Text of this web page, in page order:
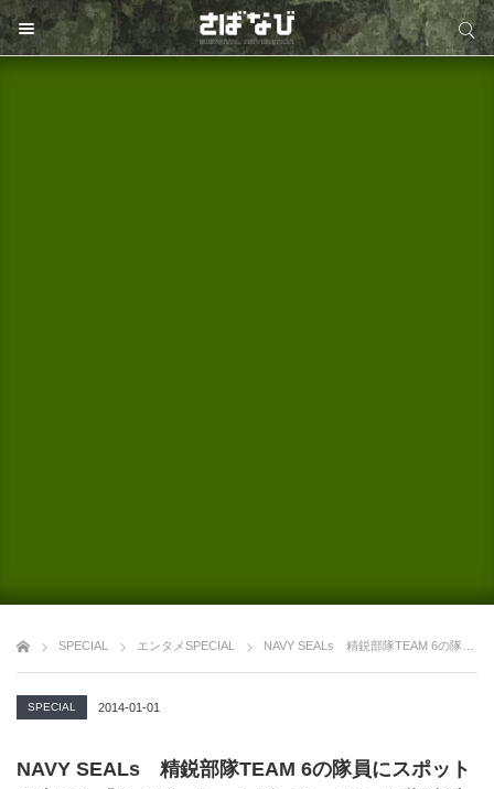
サイト内検索
SPECIAL エンタメSPECIAL NAVY SEALs 精鋭部隊TEAM 6の隊員にスポットを当てた『ネイビーシールズ：チーム6』は期待以上の秀作だった！
SPECIAL 2014-01-01
NAVY SEALs 精鋭部隊TEAM 6の隊員にスポット